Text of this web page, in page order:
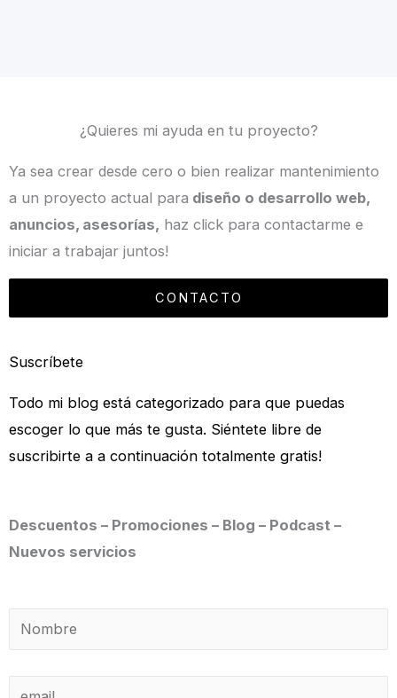
¿Quieres mi ayuda en tu proyecto?
Ya sea crear desde cero o bien realizar mantenimiento
a un proyecto actual para diseño o desarrollo web,
anuncios, asesorías, haz click para contactarme e
iniciar a trabajar juntos!
CONTACTO
Suscríbete
Todo mi blog está categorizado para que puedas
escoger lo que más te gusta. Siéntete libre de
suscribirte a a continuación totalmente gratis!
Descuentos – Promociones – Blog – Podcast –
Nuevos servicios